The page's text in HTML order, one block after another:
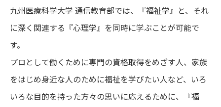
九州医療科学大学 通信教育部では、『福祉学』と、それ
に深く関連する『心理学』を同時に学ぶことが可能で
す。
プロとして働くために専門の資格取得をめざす人、家族
をはじめ身近な人のために福祉を学びたい人など、いろ
いろな目的を持った方々の思いに応えるために、『福